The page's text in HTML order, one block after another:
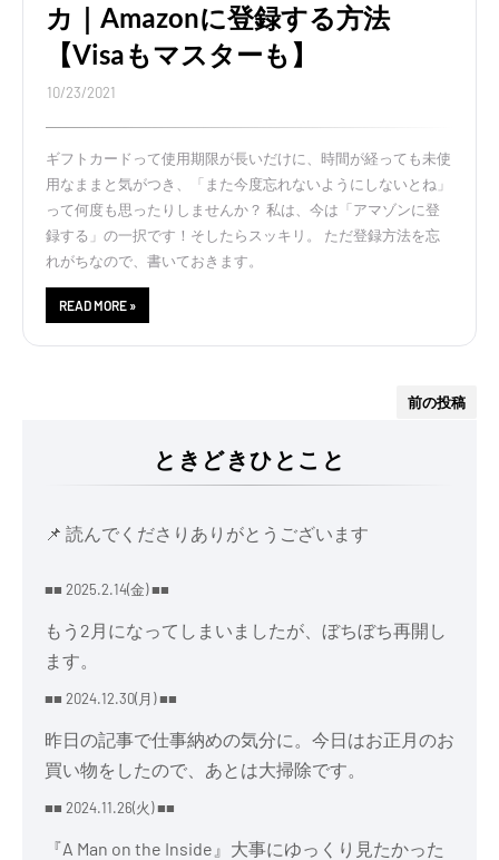
カ｜Amazonに登録する方法
【Visaもマスターも】
10/23/2021
ギフトカードって使用期限が長いだけに、時間が経っても未使
用なままと気がつき、「また今度忘れないようにしないとね」
って何度も思ったりしませんか？ 私は、今は「アマゾンに登
録する」の一択です！そしたらスッキリ。 ただ登録方法を忘
れがちなので、書いておきます。
READ MORE »
前の投稿
ときどきひとこと
📌 読んでくださりありがとうございます
■■ 2025.2.14(金) ■■
もう2月になってしまいましたが、ぼちぼち再開し
ます。
■■ 2024.12.30(月) ■■
昨日の記事で仕事納めの気分に。今日はお正月のお
買い物をしたので、あとは大掃除です。
■■ 2024.11.26(火) ■■
『A Man on the Inside』大事にゆっくり見たかった